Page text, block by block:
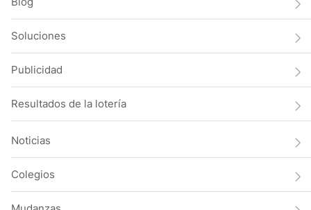
Soluciones
Publicidad
Resultados de la lotería
Noticias
Colegios